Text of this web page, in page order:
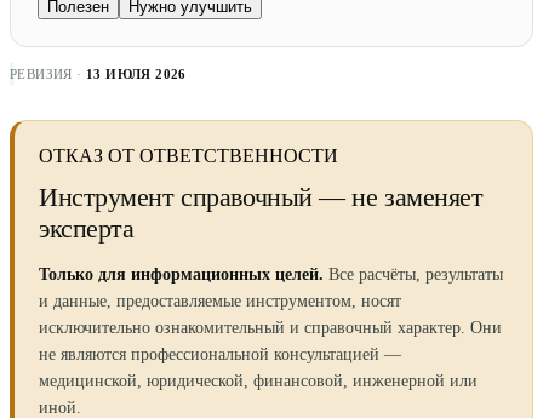
Полезен Нужно улучшить
РЕВИЗИЯ · 13 ИЮЛЯ 2026
ОТКАЗ ОТ ОТВЕТСТВЕННОСТИ
Инструмент справочный — не заменяет
эксперта
Только для информационных целей. Все расчёты, результаты
и данные, предоставляемые инструментом, носят
исключительно ознакомительный и справочный характер. Они
не являются профессиональной консультацией —
медицинской, юридической, финансовой, инженерной или
иной.